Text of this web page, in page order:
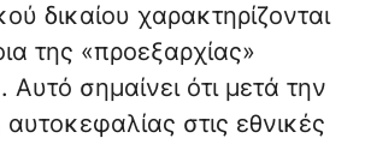
δικαίου χαρακτηρίζονται
της «προεξαρχίας»
Αυτό σημαίνει ότι μετά την
στις εθνικές